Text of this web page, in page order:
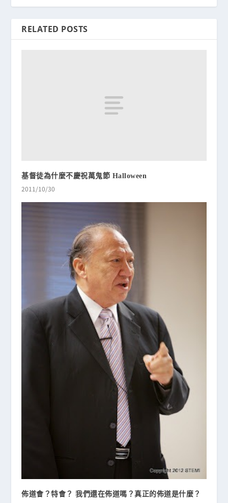
RELATED POSTS
基督徒為什麼不慶祝萬鬼節 Halloween
2011/10/30
佈道會？特會？ 我們還在佈道嗎？真正的佈道是什麼？